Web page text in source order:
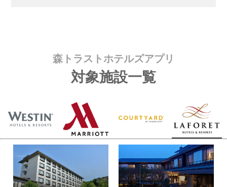
森トラストホテルズアプリ
対象施設一覧